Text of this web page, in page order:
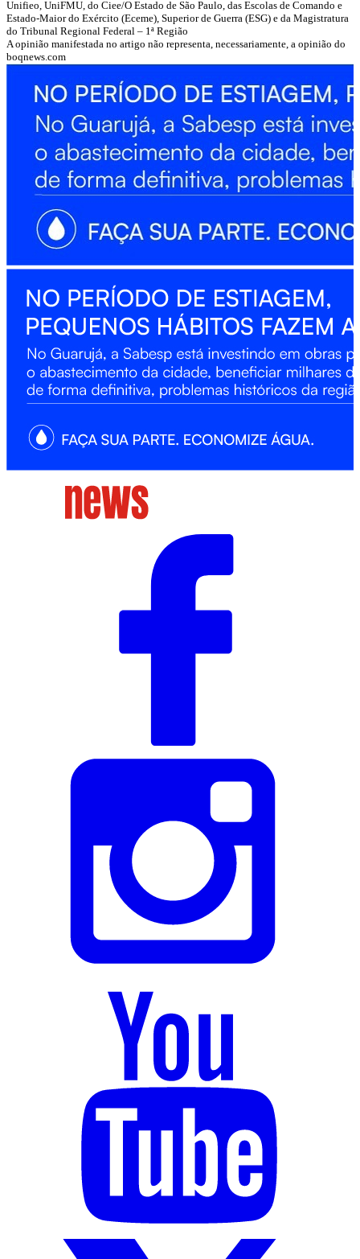
Unifieo, UniFMU, do Ciee/O Estado de São Paulo, das Escolas de Comando e
Estado-Maior do Exército (Eceme), Superior de Guerra (ESG) e da Magistratura
do Tribunal Regional Federal – 1ª Região
A opinião manifestada no artigo não representa, necessariamente, a opinião do
boqnews.com